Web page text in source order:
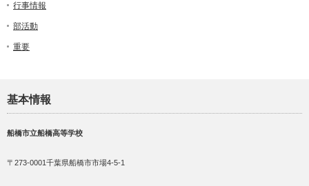
行事情報
部活動
重要
基本情報
船橋市立船橋高等学校
〒273-0001千葉県船橋市市場4-5-1